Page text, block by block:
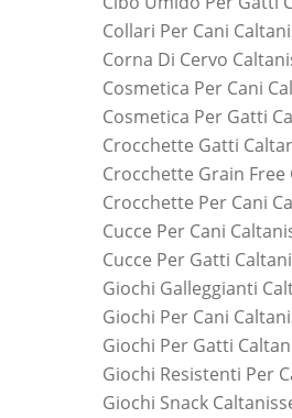
Collari Per Cani
Corna Di Cervo
Cosmetica Per Cani
Cosmetica Per Gatti
Crocchette Gatti
Crocchette Grain Free
Crocchette Per Cani
Cucce Per Cani
Cucce Per Gatti
Giochi Galleggianti
Giochi Per Cani
Giochi Per Gatti
Giochi Resistenti Per
Giochi Snack